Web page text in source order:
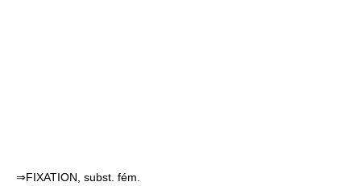
⇒FIXATION, subst. fém.